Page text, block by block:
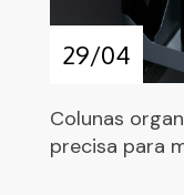
29/04
Colunas
precisa para